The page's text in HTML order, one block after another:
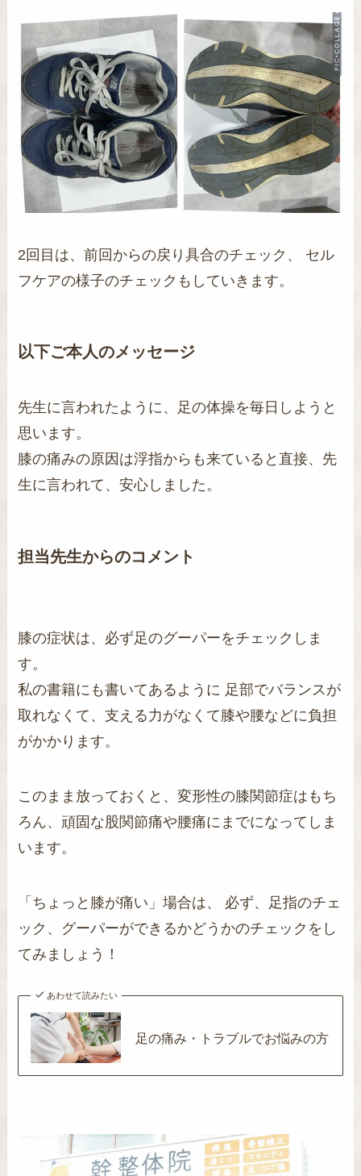
2回目は、前回からの戻り具合のチェック、 セル
フケアの様子のチェックもしていきます。
以下ご本人のメッセージ
先生に言われたように、足の体操を毎日しようと
思います。
膝の痛みの原因は浮指からも来ていると直接、先
生に言われて、安心しました。
担当先生からのコメント
膝の症状は、必ず足のグーパーをチェックしま
す。
私の書籍にも書いてあるように 足部でバランスが
取れなくて、支える力がなくて膝や腰などに負担
がかかります。
このまま放っておくと、変形性の膝関節症はもち
ろん、頑固な股関節痛や腰痛にまでになってしま
います。
「ちょっと膝が痛い」場合は、 必ず、足指のチェ
ック、グーパーができるかどうかのチェックをし
てみましょう！
あわせて読みたい
足の痛み・トラブルでお悩みの方